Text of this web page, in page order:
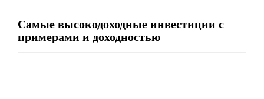
Самые высокодоходные инвестиции с
примерами и доходностью